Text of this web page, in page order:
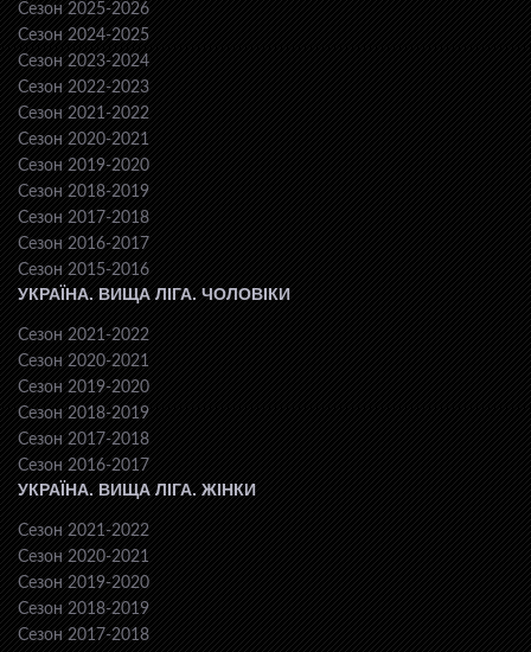
Сезон 2025-2026
Сезон 2024-2025
Сезон 2023-2024
Сезон 2022-2023
Сезон 2021-2022
Сезон 2020-2021
Сезон 2019-2020
Сезон 2018-2019
Сезон 2017-2018
Сезон 2016-2017
Сезон 2015-2016
УКРАЇНА. ВИЩА ЛІГА. ЧОЛОВІКИ
Сезон 2021-2022
Сезон 2020-2021
Сезон 2019-2020
Сезон 2018-2019
Сезон 2017-2018
Сезон 2016-2017
УКРАЇНА. ВИЩА ЛІГА. ЖІНКИ
Сезон 2021-2022
Сезон 2020-2021
Сезон 2019-2020
Сезон 2018-2019
Сезон 2017-2018